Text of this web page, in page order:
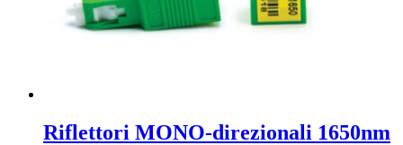
Riflettori MONO-direzionali 1650nm